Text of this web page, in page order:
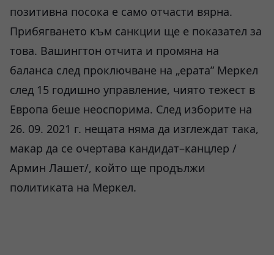
позитивна посока е само отчасти вярна.
Прибягването към санкции ще е показател за
това. Вашингтон отчита и промяна на
баланса след проключване на „ерата” Меркел
след 15 годишно управление, чиято тежест в
Европа беше неоспорима. След изборите на
26. 09. 2021 г. нещата няма да изглеждат така,
макар да се очертава кандидат–канцлер /
Армин Лашет/, който ще продължи
политиката на Меркел.